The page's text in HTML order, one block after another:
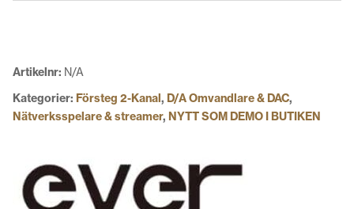
Artikelnr: N/A
Kategorier: Försteg 2-Kanal, D/A Omvandlare & DAC,
Nätverksspelare & streamer, NYTT SOM DEMO I BUTIKEN